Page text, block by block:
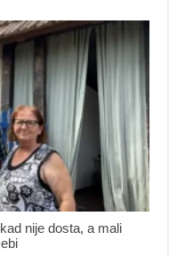
nije dosta, a mali